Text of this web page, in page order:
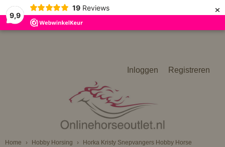
9,9
19 Reviews ×
Inloggen Registreren
Home › Hobby Horsing › Horka Kristy Snepvangers Hobby Horse